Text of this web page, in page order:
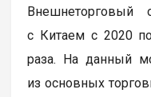
Внешнеторговый
с Китаем с 2020
раза. На данный
из основных